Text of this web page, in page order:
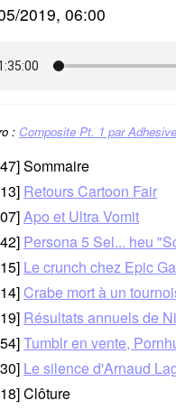
2019, 06:00
: Composite Pt. 1 par
Sommaire
Retours Cartoon Fair
Apo et Ultra Vomit
Persona 5 Sel... heu
Le crunch chez Epic
Crabe mort à un
Résultats annuels de
Tumblr en vente,
Le silence d'Arnaud
Clôture